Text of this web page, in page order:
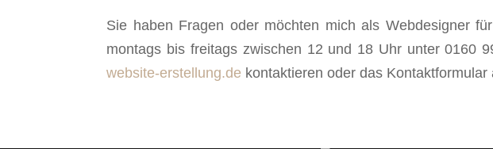
Sie haben Fragen oder möchten mich als Webdesigner
montags bis freitags zwischen 12 und 18 Uhr unter 0160
website-erstellung.de kontaktieren oder das